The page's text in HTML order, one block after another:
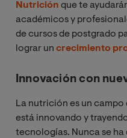
Nutrición que te
académicos y
de cursos de postgrado
lograr un crecimiento
Innovación con
La nutrición es un
está innovando y
tecnologías. Nunca se